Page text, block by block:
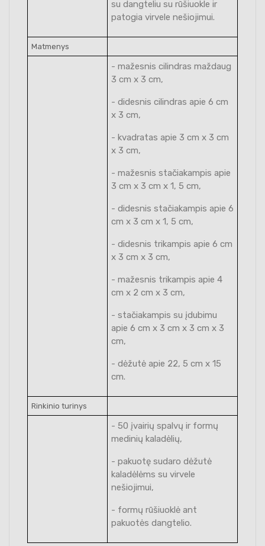
su dangteliu su rūšiuokle ir
patogia virvele nešiojimui.
Matmenys
- mažesnis cilindras maždaug
3 cm x 3 cm,
- didesnis cilindras apie 6 cm
x 3 cm,
- kvadratas apie 3 cm x 3 cm
x 3 cm,
- mažesnis stačiakampis apie
3 cm x 3 cm x 1, 5 cm,
- didesnis stačiakampis apie 6
cm x 3 cm x 1, 5 cm,
- didesnis trikampis apie 6 cm
x 3 cm x 3 cm,
- mažesnis trikampis apie 4
cm x 2 cm x 3 cm,
- stačiakampis su įdubimu
apie 6 cm x 3 cm x 3 cm x 3
cm,
- dėžutė apie 22, 5 cm x 15
cm.
Rinkinio turinys
- 50 įvairių spalvų ir formų
medinių kaladėlių,
- pakuotę sudaro dėžutė
kaladėlėms su virvele
nešiojimui,
- formų rūšiuoklė ant
pakuotės dangtelio.